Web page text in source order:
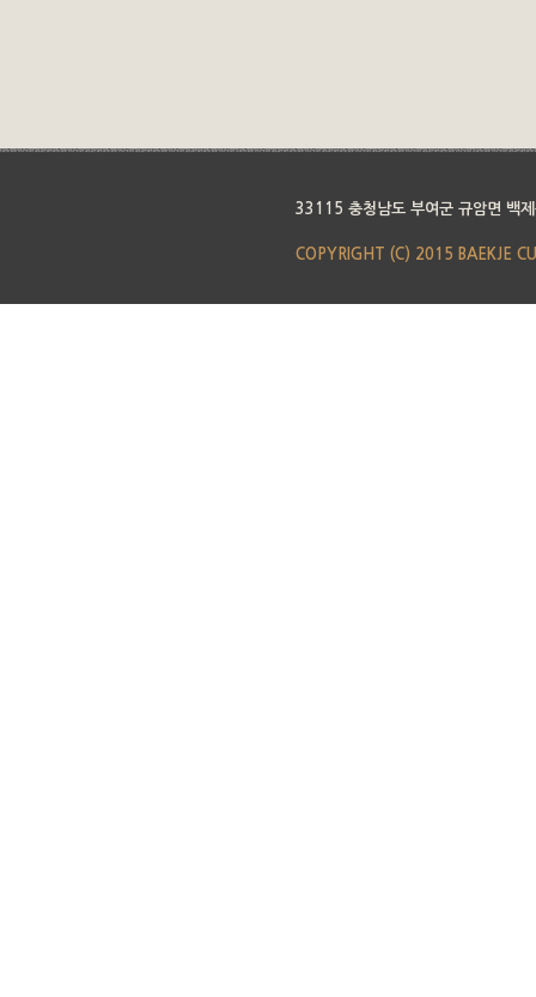
33115 충청남도 부여군 규암면 백
COPYRIGHT (C) 2015 BAEKJE